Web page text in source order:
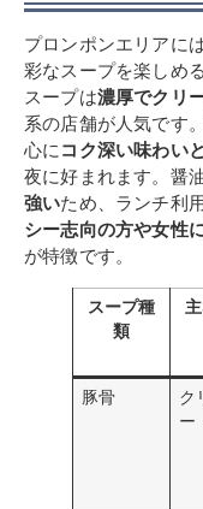
プロンポンエリアに
彩なスープを楽しめ
スープは濃厚でクリ
系の店舗が人気です
心に コク深い味わい
夜に好まれます。醤
強いため、ランチ利
シー志向の方や女性
が特徴です。
スープ種
類
豚骨
ク
ー